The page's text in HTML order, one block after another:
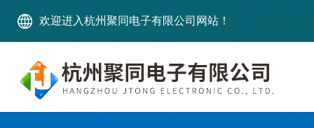
欢迎进入杭州聚同电子有限公司网站！